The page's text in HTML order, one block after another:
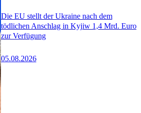
Die EU stellt der Ukraine nach dem
tödlichen Anschlag in Kyjiw 1,4 Mrd. Euro
zur Verfügung
05.08.2026